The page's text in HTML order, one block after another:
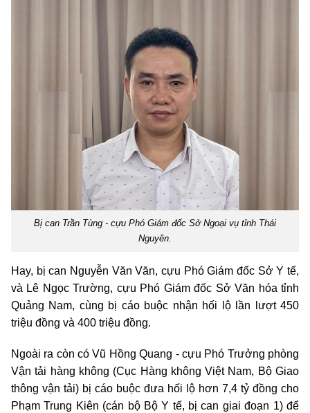
Bị can Trần Tùng - cựu Phó Giám đốc Sở Ngoại vụ tỉnh Thái
Nguyên.
Hay, bị can Nguyễn Văn Văn, cựu Phó Giám đốc Sở Y tế,
và Lê Ngọc Trường, cựu Phó Giám đốc Sở Văn hóa tỉnh
Quảng Nam, cùng bị cáo buộc nhận hối lộ lần lượt 450
triệu đồng và 400 triệu đồng.
Ngoài ra còn có Vũ Hồng Quang - cựu Phó Trưởng phòng
Vận tải hàng không (Cục Hàng không Việt Nam, Bộ Giao
thông vận tải) bị cáo buộc đưa hối lộ hơn 7,4 tỷ đồng cho
Phạm Trung Kiên (cán bộ Bộ Y tế, bị can giai đoạn 1) để